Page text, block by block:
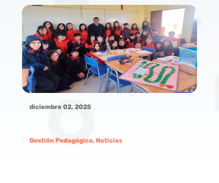
diciembre 02, 2025
Gestión Pedagógica, Noticias